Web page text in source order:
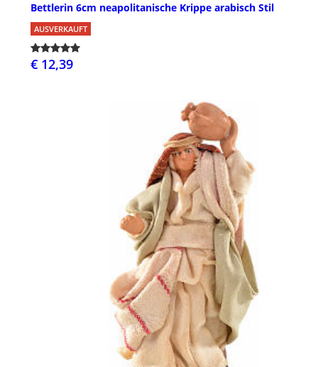
Bettlerin 6cm neapolitanische Krippe arabisch Stil
AUSVERKAUFT
€ 12,39